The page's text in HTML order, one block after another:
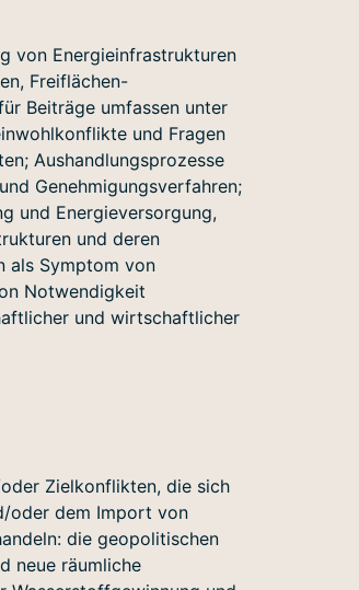
von Energieinfrastrukturen
Freiflächen-
Beiträge umfassen unter
und Fragen
Aushandlungsprozesse
Genehmigungsverfahren;
und Energieversorgung,
und deren
als Symptom von
Notwendigkeit
und wirtschaftlicher
Zielkonflikten, die sich
oder dem Import von
die geopolitischen
neue räumliche